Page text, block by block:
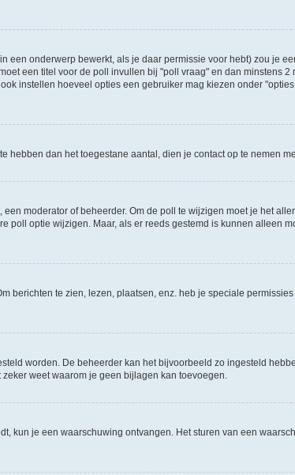
onderwerp bewerkt, als je daar permissie voor hebt) zou je
een titel voor de poll invullen bij "poll vraag" en dan minstens
instellen hoeveel opties een gebruiker mag kiezen onder
dan het toegestane aantal, dien je contact op te nemen
moderator of beheerder. Om de poll te wijzigen moet je het
optie wijzigen. Maar, als er reeds gestemd is kunnen alleen
te zien, lezen, plaatsen, enz. heb je speciale
worden. De beheerder kan het bijvoorbeeld zo ingesteld
weet waarom je geen bijlagen kan toevoegen.
kun je een waarschuwing ontvangen. Het sturen van een